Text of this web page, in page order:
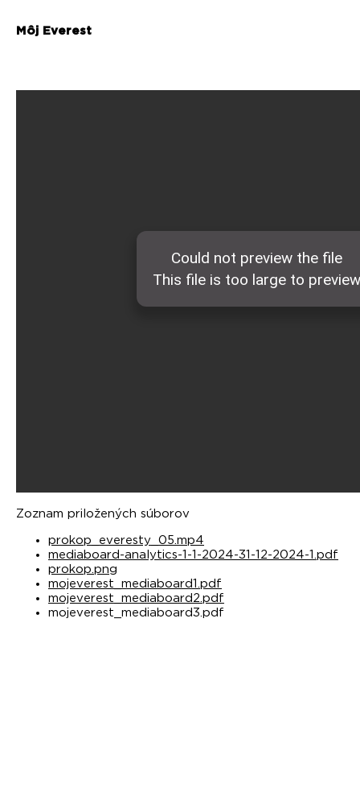
Môj Everest
Zoznam priložených súborov
prokop_everesty_05.mp4
mediaboard-analytics-1-1-2024-31-12-2024-1.pdf
prokop.png
mojeverest_mediaboard1.pdf
mojeverest_mediaboard2.pdf
mojeverest_mediaboard3.pdf